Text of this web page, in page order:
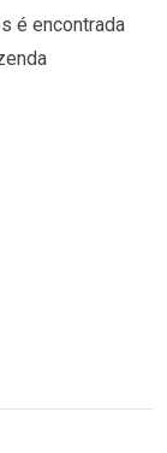
é encontrada